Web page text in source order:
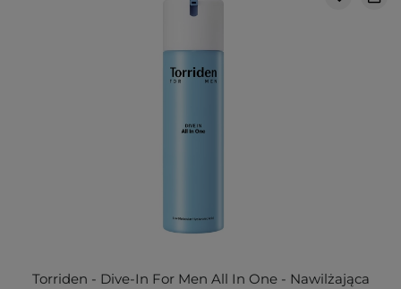
Torriden - Dive-In For Men All In One - Nawilżająca